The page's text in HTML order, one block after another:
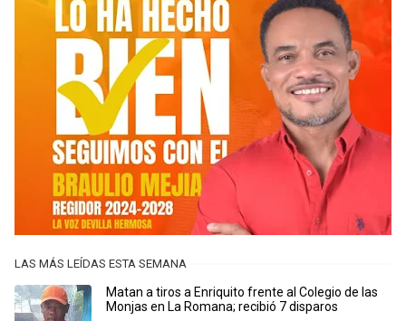
LAS MÁS LEÍDAS ESTA SEMANA
Matan a tiros a Enriquito frente al Colegio de las
Monjas en La Romana; recibió 7 disparos